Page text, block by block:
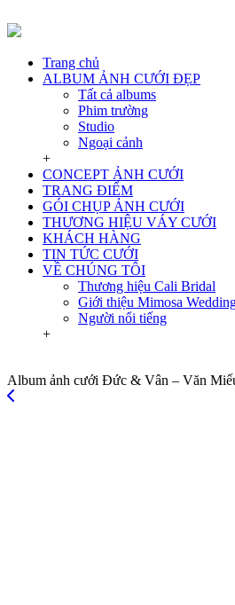
Trang chủ
ALBUM ẢNH CƯỚI ĐẸP
Tất cả albums
Phim trường
Studio
Ngoại cảnh
+
CONCEPT ẢNH CƯỚI
TRANG ĐIỂM
GÓI CHỤP ẢNH CƯỚI
THƯƠNG HIỆU VÁY CƯỚI
KHÁCH HÀNG
TIN TỨC CƯỚI
VỀ CHÚNG TÔI
Thương hiệu Cali Bridal
Giới thiệu Mimosa
Người nổi tiếng
+
Album ảnh cưới Đức & Vân – Văn